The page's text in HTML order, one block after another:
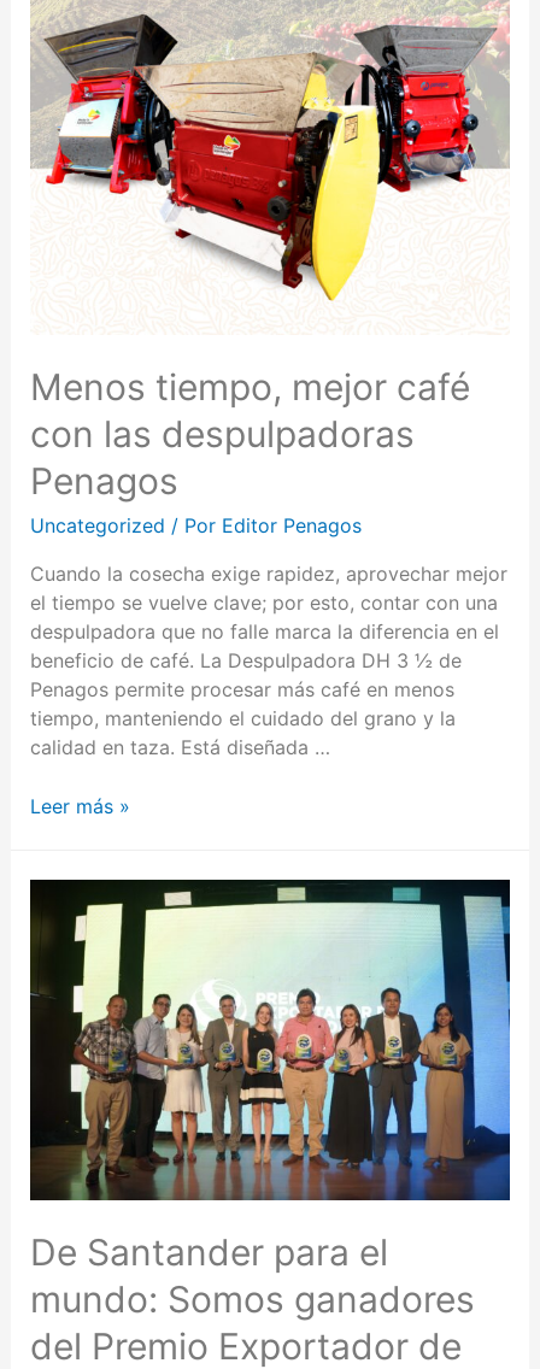
Menos tiempo, mejor café
con las despulpadoras
Penagos
Uncategorized / Por Editor Penagos
Cuando la cosecha exige rapidez, aprovechar mejor
el tiempo se vuelve clave; por esto, contar con una
despulpadora que no falle marca la diferencia en el
beneficio de café. La Despulpadora DH 3 ½ de
Penagos permite procesar más café en menos
tiempo, manteniendo el cuidado del grano y la
calidad en taza. Está diseñada …
Leer más »
De Santander para el
mundo: Somos ganadores
del Premio Exportador de